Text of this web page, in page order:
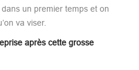
un premier temps et on
va viser.
après cette grosse